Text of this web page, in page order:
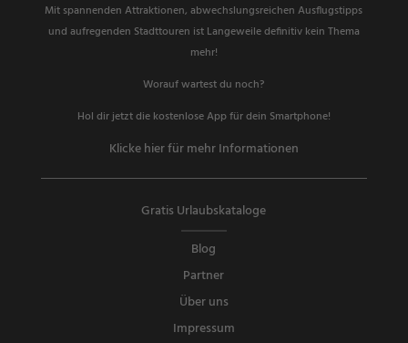
Mit spannenden Attraktionen, abwechslungsreichen Ausflugstipps
und aufregenden Stadttouren ist Langeweile definitiv kein Thema
mehr!
Worauf wartest du noch?
Hol dir jetzt die kostenlose App für dein Smartphone!
Klicke hier für mehr Informationen
Gratis Urlaubskataloge
Blog
Partner
Über uns
Impressum